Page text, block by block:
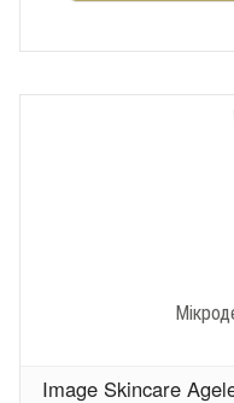
Image Skincare